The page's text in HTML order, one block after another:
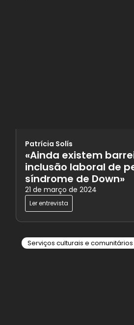
Patrícia Solís
«Ainda existem
inclusão laboral de
síndrome de Down»
21 de março de 2024
Ler entrevista
Serviços culturais e comunitários